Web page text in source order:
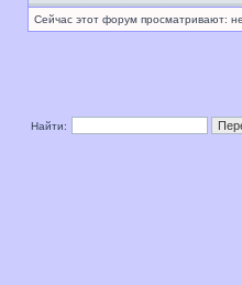
Сейчас этот форум просматривают:
Найти: